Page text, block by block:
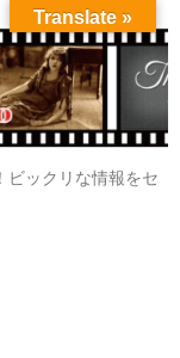
ビックリな情報をセ
Translate »